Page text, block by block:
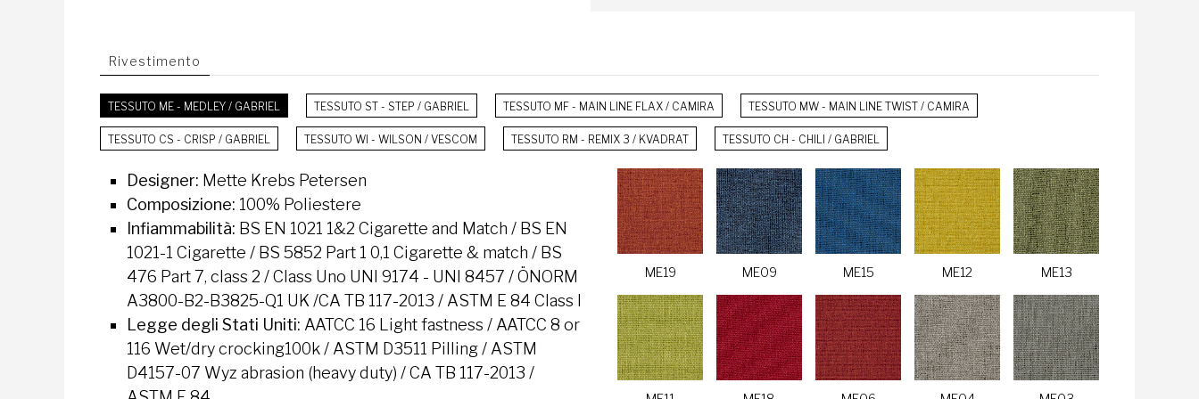
Rivestimento
TESSUTO ME - MEDLEY / GABRIEL TESSUTO ST - STEP / GABRIEL TESSUTO MF - MAIN LINE FLAX / CAMIRA TESSUTO MW - MAIN LINE TWIST / CAMIRA
TESSUTO CS - CRISP / GABRIEL TESSUTO WI - WILSON / VESCOM TESSUTO RM - REMIX 3 / KVADRAT TESSUTO CH - CHILI / GABRIEL
Designer: Mette Krebs Petersen
Composizione: 100% Poliestere
Infiammabilità: BS EN 1021 1&2 Cigarette and Match / BS EN
1021-1 Cigarette / BS 5852 Part 1 0,1 Cigarette & match / BS
476 Part 7, class 2 / Class Uno UNI 9174 - UNI 8457 / ÖNORM
A3800-B2-B3825-Q1 UK /CA TB 117-2013 / ASTM E 84 Class I
Legge degli Stati Uniti: AATCC 16 Light fastness / AATCC 8 or
116 Wet/dry crocking100k / ASTM D3511 Pilling / ASTM
D4157-07 Wyz abrasion (heavy duty) / CA TB 117-2013 /
ME19 ME09 ME15 ME12 ME13